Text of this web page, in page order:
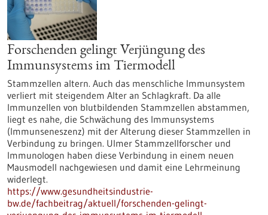
Forschenden gelingt Verjüngung des
Immunsystems im Tiermodell
Stammzellen altern. Auch das menschliche Immunsystem
verliert mit steigendem Alter an Schlagkraft. Da alle
Immunzellen von blutbildenden Stammzellen abstammen,
liegt es nahe, die Schwächung des Immunsystems
(Immunseneszenz) mit der Alterung dieser Stammzellen in
Verbindung zu bringen. Ulmer Stammzellforscher und
Immunologen haben diese Verbindung in einem neuen
Mausmodell nachgewiesen und damit eine Lehrmeinung
widerlegt.
https://www.gesundheitsindustrie-
bw.de/fachbeitrag/aktuell/forschenden-gelingt-